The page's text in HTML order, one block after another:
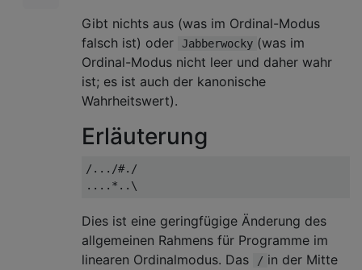
Gibt nichts aus (was im Ordinal-Modus
falsch ist) oder
Jabberwocky (was im
Ordinal-Modus nicht leer und daher wahr
ist; es ist auch der kanonische
Wahrheitswert).
Erläuterung
/.../#./
Dies ist eine geringfügige Änderung des
allgemeinen Rahmens für Programme im
linearen Ordinalmodus. Das
/ in der Mitte